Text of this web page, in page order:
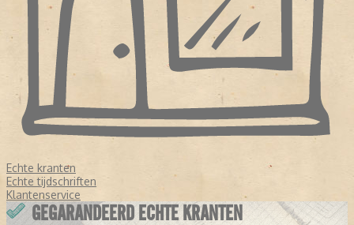
Echte kranten
Echte tijdschriften
Klantenservice
GEGARANDEERD ECHTE KRANTEN